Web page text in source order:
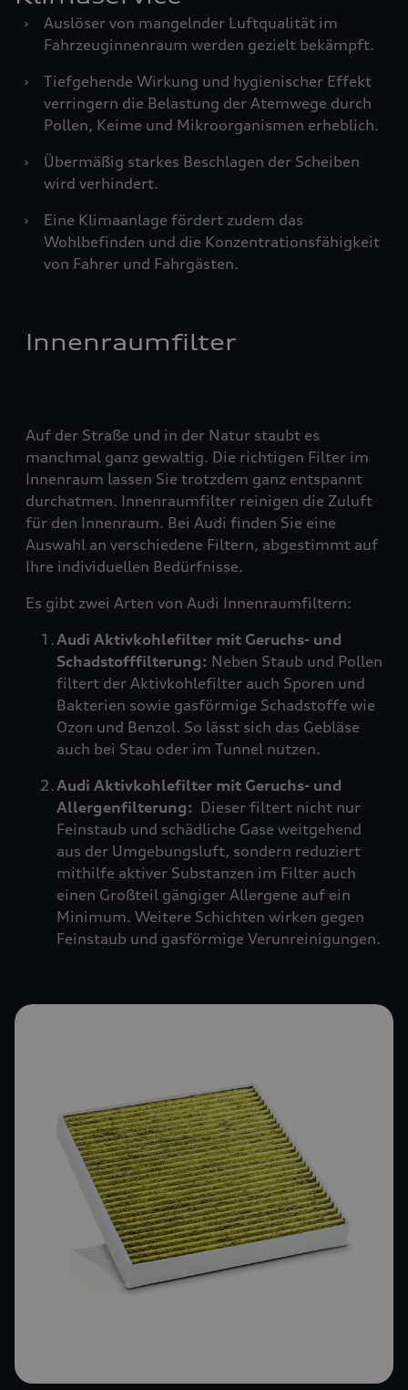
›
Auslöser von mangelnder Luftqualität im
Fahrzeuginnenraum werden gezielt bekämpft.
›
Tiefgehende Wirkung und hygienischer Effekt
verringern die Belastung der Atemwege durch
Pollen, Keime und Mikroorganismen erheblich.
›
Übermäßig starkes Beschlagen der Scheiben
wird verhindert.
›
Eine Klimaanlage fördert zudem das
Wohlbefinden und die Konzentrationsfähigkeit
von Fahrer und Fahrgästen.
Innenraumfilter
Auf der Straße und in der Natur staubt es
manchmal ganz gewaltig. Die richtigen Filter im
Innenraum lassen Sie trotzdem ganz entspannt
durchatmen. Innenraumfilter reinigen die Zuluft
für den Innenraum. Bei Audi finden Sie eine
Auswahl an verschiedene Filtern, abgestimmt auf
Ihre individuellen Bedürfnisse.
Es gibt zwei Arten von Audi Innenraumfiltern:
Audi Aktivkohlefilter mit Geruchs- und
Schadstofffilterung: Neben Staub und Pollen
filtert der Aktivkohlefilter auch Sporen und
Bakterien sowie gasförmige Schadstoffe wie
Ozon und Benzol. So lässt sich das Gebläse
auch bei Stau oder im Tunnel nutzen.
Audi Aktivkohlefilter mit Geruchs- und
Allergenfilterung: Dieser filtert nicht nur
Feinstaub und schädliche Gase weitgehend
aus der Umgebungsluft, sondern reduziert
mithilfe aktiver Substanzen im Filter auch
einen Großteil gängiger Allergene auf ein
Minimum. Weitere Schichten wirken gegen
Feinstaub und gasförmige Verunreinigungen.